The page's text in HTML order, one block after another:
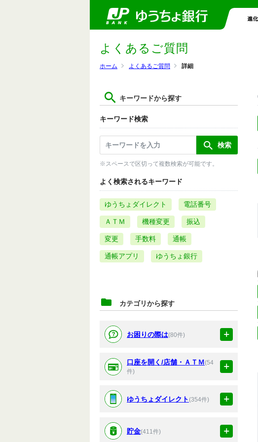
ホーム よくあるご質問 詳細
よくあるご質問
キーワードから探す
キーワード検索
※スペースで区切って複数検索が可能です。
よく検索されるキーワード
ゆうちょダイレクト 電話番号
ＡＴＭ 機種変更 振込
変更 手数料 通帳
通帳アプリ ゆうちょ銀行
カテゴリから探す
お困りの際は(80件)
口座を開く/店舗・ＡＴＭ(54
件)
ゆうちょダイレクト(354件)
貯金(411件)